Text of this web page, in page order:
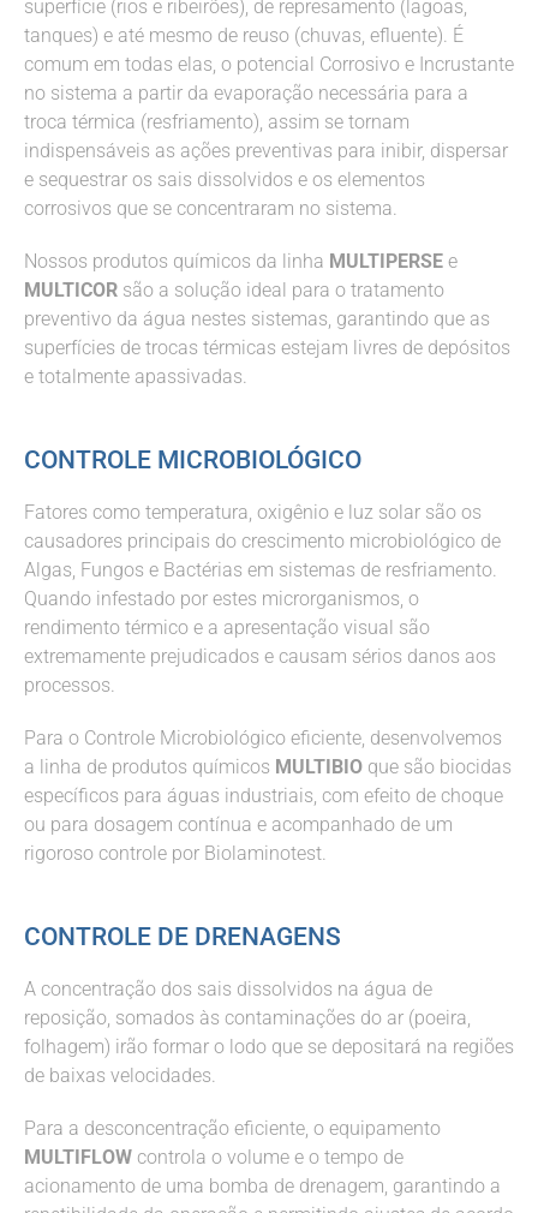
superfície (rios e ribeirões), de represamento (lagoas,
tanques) e até mesmo de reuso (chuvas, efluente). É
comum em todas elas, o potencial Corrosivo e Incrustante
no sistema a partir da evaporação necessária para a
troca térmica (resfriamento), assim se tornam
indispensáveis as ações preventivas para inibir, dispersar
e sequestrar os sais dissolvidos e os elementos
corrosivos que se concentraram no sistema.
Nossos produtos químicos da linha MULTIPERSE e
MULTICOR são a solução ideal para o tratamento
preventivo da água nestes sistemas, garantindo que as
superfícies de trocas térmicas estejam livres de depósitos
e totalmente apassivadas.
CONTROLE MICROBIOLÓGICO
Fatores como temperatura, oxigênio e luz solar são os
causadores principais do crescimento microbiológico de
Algas, Fungos e Bactérias em sistemas de resfriamento.
Quando infestado por estes microrganismos, o
rendimento térmico e a apresentação visual são
extremamente prejudicados e causam sérios danos aos
processos.
Para o Controle Microbiológico eficiente, desenvolvemos
a linha de produtos químicos MULTIBIO que são biocidas
específicos para águas industriais, com efeito de choque
ou para dosagem contínua e acompanhado de um
rigoroso controle por Biolaminotest.
CONTROLE DE DRENAGENS
A concentração dos sais dissolvidos na água de
reposição, somados às contaminações do ar (poeira,
folhagem) irão formar o lodo que se depositará na regiões
de baixas velocidades.
Para a desconcentração eficiente, o equipamento
MULTIFLOW controla o volume e o tempo de
acionamento de uma bomba de drenagem, garantindo a